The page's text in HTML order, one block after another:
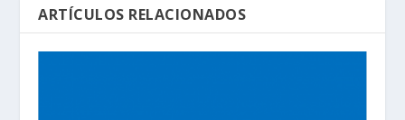
ARTÍCULOS RELACIONADOS